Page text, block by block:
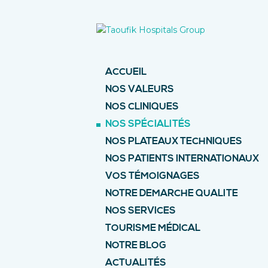
ACCUEIL
NOS VALEURS
NOS CLINIQUES
NOS SPÉCIALITÉS
NOS PLATEAUX TECHNIQUES
NOS PATIENTS INTERNATIONAUX
VOS TÉMOIGNAGES
NOTRE DEMARCHE QUALITE
NOS SERVICES
TOURISME MÉDICAL
NOTRE BLOG
ACTUALITÉS